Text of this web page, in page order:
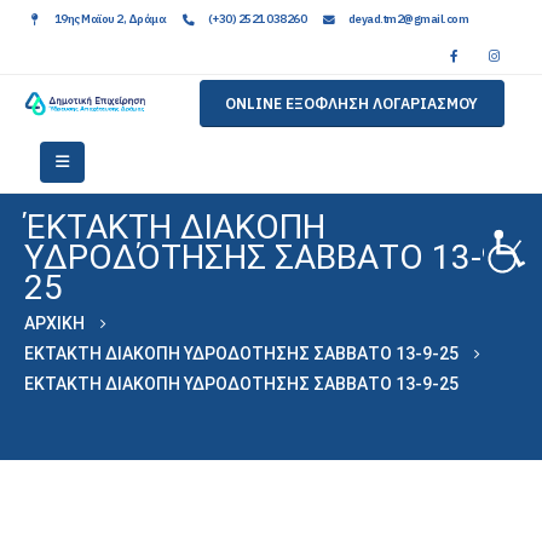
19ης Μαϊου 2, Δράμα (+30) 2521 038260 deyad.tm2@gmail.com
ONLINE ΕΞΟΦΛΗΣΗ ΛΟΓΑΡΙΑΣΜΟΥ
ΈΚΤΑΚΤΗ ΔΙΑΚΟΠΗ
ΥΔΡΟΔΌΤΗΣΗΣ ΣΑΒΒΑΤΟ 13-9-
25
ΑΡΧΙΚΉ
ΈΚΤΑΚΤΗ ΔΙΑΚΟΠΗ ΥΔΡΟΔΌΤΗΣΗΣ ΣΑΒΒΑΤΟ 13-9-25
ΈΚΤΑΚΤΗ ΔΙΑΚΟΠΗ ΥΔΡΟΔΌΤΗΣΗΣ ΣΑΒΒΑΤΟ 13-9-25